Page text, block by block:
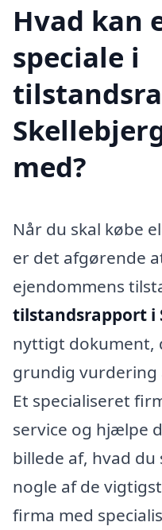
Hvad kan
speciale i
med?
Når du skal købe
er det afgørende
ejendommens
tilstandsrapport i
nyttigt dokument,
grundig vurdering
Et specialiseret
service og hjælpe
billede af, hvad
nogle af de
firma med